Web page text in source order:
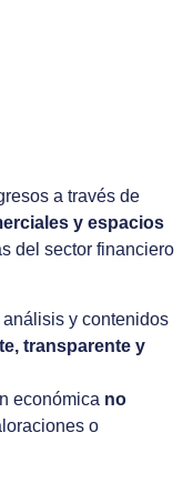
a través de
y espacios
del sector financiero
y contenidos
transparente y
económica no
o